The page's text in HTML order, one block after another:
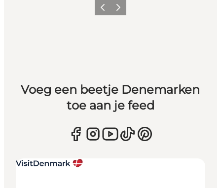
Vorige Volgende
Voeg een beetje Denemarken
toe aan je feed